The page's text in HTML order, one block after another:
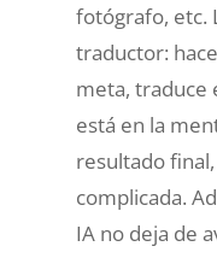
fotógrafo, etc.
traductor:
meta, traduce
está en la
resultado
complicada.
IA no deja de